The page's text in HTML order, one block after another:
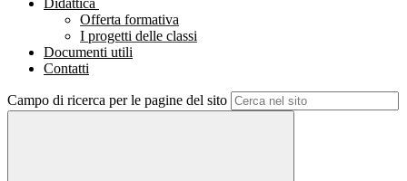
Didattica
Offerta formativa
I progetti delle classi
Documenti utili
Contatti
Campo di ricerca per le pagine del sito